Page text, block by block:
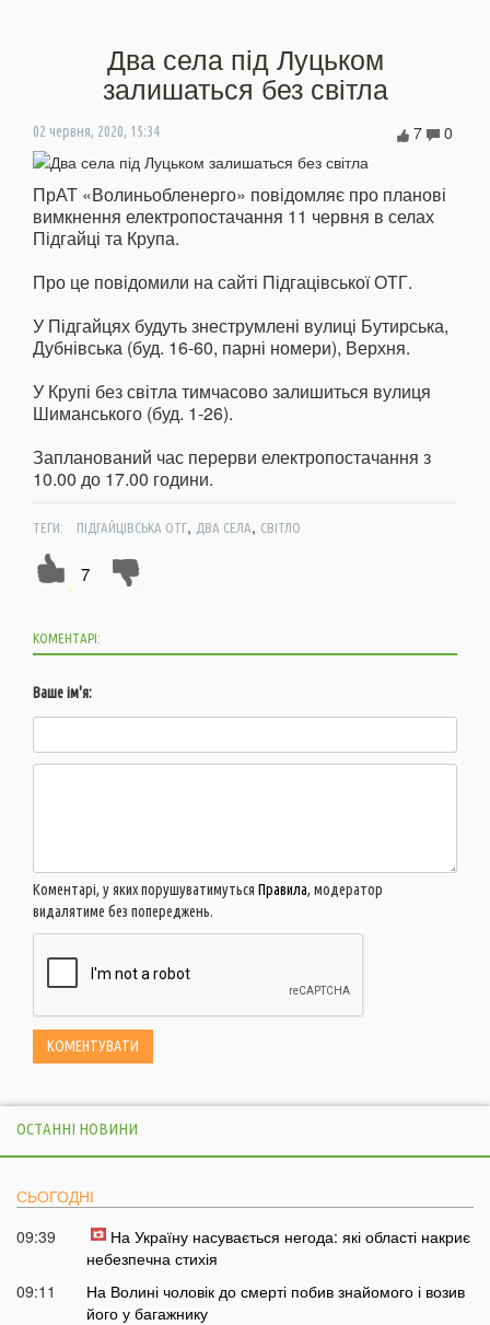
Два села під Луцьком
залишаться без світла
02 червня, 2020, 15:34 0
7
ПрАТ «Волиньобленерго» повідомляє про планові
вимкнення електропостачання 11 червня в селах
Підгайці та Крупа.
Про це повідомили на сайті Підгацівської ОТГ.
У Підгайцях будуть знеструмлені вулиці Бутирська,
Дубнівська (буд. 16-60, парні номери), Верхня.
У Крупі без світла тимчасово залишиться вулиця
Шиманського (буд. 1-26).
Запланований час перерви електропостачання з
10.00 до 17.00 години.
ТЕГИ: ПІДГАЙЦІВСЬКА ОТГ, ДВА СЕЛА, СВІТЛО
7
КОМЕНТАРІ:
Ваше ім'я:
Коментарі, у яких порушуватимуться Правила, модератор
видалятиме без попереджень.
ОСТАННІ НОВИНИ
СЬОГОДНІ
09:39
На Україну насувається негода: які області накриє
небезпечна стихія
09:11
На Волині чоловік до смерті побив знайомого і возив
його у багажнику